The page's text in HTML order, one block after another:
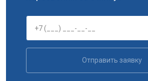
Отправить заявку